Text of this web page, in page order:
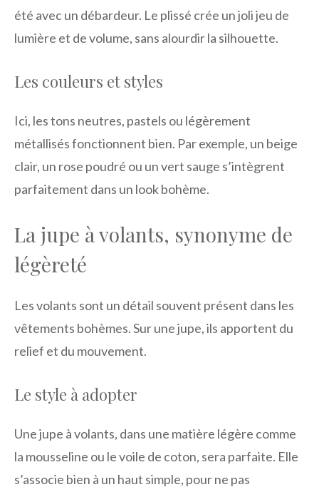
été avec un débardeur. Le plissé crée un joli jeu de
lumière et de volume, sans alourdir la silhouette.
Les couleurs et styles
Ici, les tons neutres, pastels ou légèrement
métallisés fonctionnent bien. Par exemple, un beige
clair, un rose poudré ou un vert sauge s’intègrent
parfaitement dans un look bohème.
La jupe à volants, synonyme de
légèreté
Les volants sont un détail souvent présent dans les
vêtements bohèmes. Sur une jupe, ils apportent du
relief et du mouvement.
Le style à adopter
Une jupe à volants, dans une matière légère comme
la mousseline ou le voile de coton, sera parfaite. Elle
s’associe bien à un haut simple, pour ne pas